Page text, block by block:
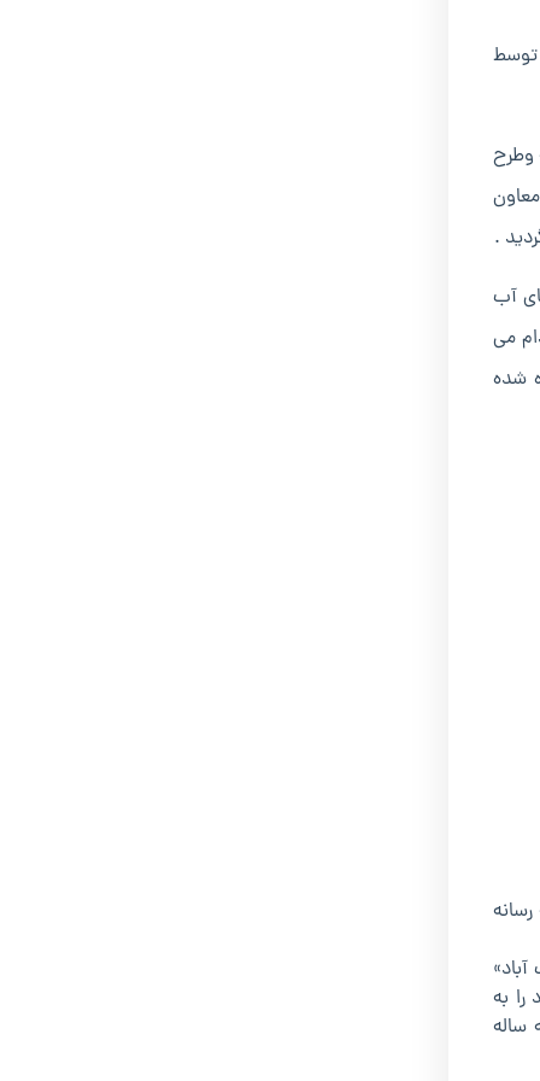
مشکلات عدیده ای که از سالها پیش در مسیر عبور خود از مناطق شهری ایجاد کرده بود درسال ۱۳۷۹ توسط
پایان یافته وطرح
و معاون
.
های آب
می
شده
رسانه
آباد»
را به
ساله